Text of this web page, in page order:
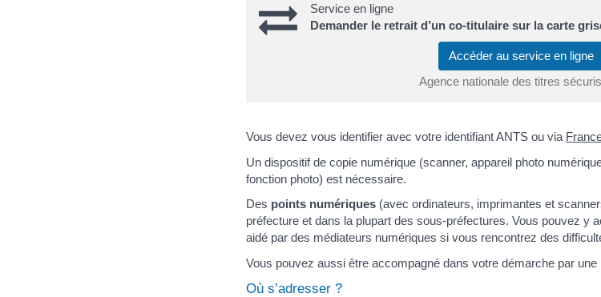
Service en ligne
Demander le retrait d’un co-titulaire sur la carte
Accéder au service en
Agence nationale des titres
Vous devez vous identifier avec votre identifiant ANTS ou via
Un dispositif de copie numérique (scanner, appareil photo
fonction photo) est nécessaire.
Des points numériques (avec ordinateurs, imprimantes et
préfecture et dans la plupart des sous-préfectures. Vous pouvez y
aidé par des médiateurs numériques si vous rencontrez des
Vous pouvez aussi être accompagné dans votre démarche par une
Où s’adresser ?